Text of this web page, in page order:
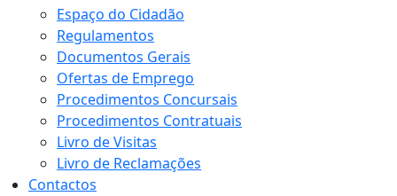
Espaço do Cidadão
Regulamentos
Documentos Gerais
Ofertas de Emprego
Procedimentos Concursais
Procedimentos Contratuais
Livro de Visitas
Livro de Reclamações
Contactos